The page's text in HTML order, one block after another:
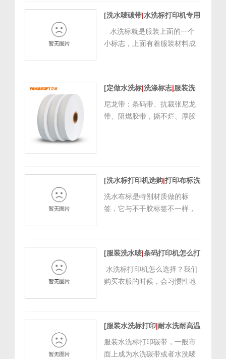
都需要打印大量的水洗标签，
就需要一台坚固耐用，打印速
度快打印效果好的水洗标高速
[洗水唛碳带|水洗标打印机专用
碳带是什么材料][ 2021/11/2
12:00:00
]
水洗标就是服装上面的一个
小标志，上面有着服装材料成
带、聚酯带等等多种材质，其
中比较常见的就是尼龙带和缎
带。 而碳带则是水洗...
[定做水洗标|洗涤标志|服装洗
水唛尼龙缎带丝带]
[2021/10/30 17:13:44
尼龙带：条码带、抗裁张尼龙
带、阻燃胶带，撕不烂、厚胶
聚脂带 环保、抗砂洗、无荧
洗标 彩色尼龙带、染色缎带
[洗水标打印机选购|打印布标洗
唛前先来看看这几点]
[2021/10/13 16:48:03
洗水布标是特别材质做的标
签，它与不干胶标签不一样，
数次水洗熨烫仍可读取标签上
的数据。那咱们要怎么挑选合
适的洗水标打印机？ 挑选洗水
[服装洗水唛|条码打印机怎么打
水洗标][2021/8/27 10:24:05]
水洗标打印机怎么选择？我们
购买衣服的时候，会习惯性地
唛，又叫洗标、水洗布标,是一
种特殊材料做的标签，配用专
用的水洗标碳带打印, 经过数次
[服装水洗标打印|耐水洗耐高温
熨烫碳带][2021/8/16
11:59:17
]
服装水洗标打印碳带，一般市
面上成为水洗碳带或者水洗唛